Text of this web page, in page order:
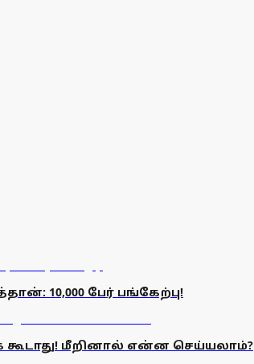
10,000 பேர் பங்கேற்பு!
மீறினால் என்ன செய்யலாம்?